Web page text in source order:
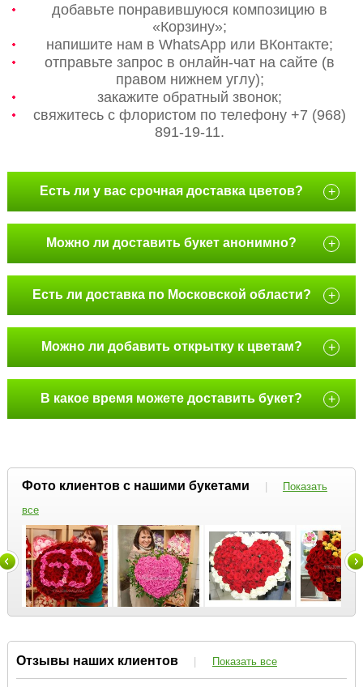
добавьте понравившуюся композицию в
«Корзину»;
напишите нам в WhatsApp или ВКонтакте;
отправьте запрос в онлайн-чат на сайте (в
правом нижнем углу);
закажите обратный звонок;
свяжитесь с флористом по телефону +7 (968)
891-19-11.
Есть ли у вас срочная доставка цветов? +
Можно ли доставить букет анонимно? +
Есть ли доставка по Московской области? +
Можно ли добавить открытку к цветам? +
В какое время можете доставить букет? +
Фото клиентов с нашими букетами |
Показать
все
Отзывы наших клиентов | Показать все